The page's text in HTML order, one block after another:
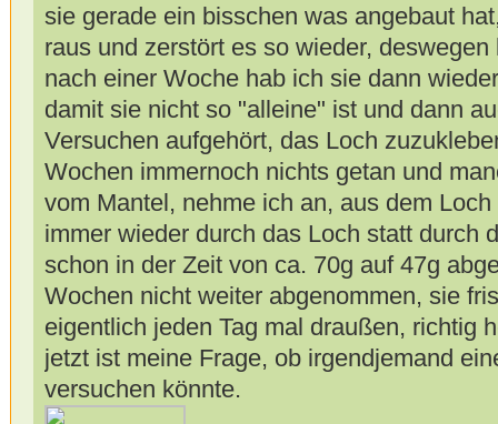
sie gerade ein bisschen was angebaut
raus und zerstört es so wieder,
nach einer Woche hab ich sie dann
damit sie nicht so "alleine" ist und dann
Versuchen aufgehört, das Loch
Wochen immernoch nichts getan und
vom Mantel, nehme ich an, aus dem
immer wieder durch das Loch statt durch
schon in der Zeit von ca. 70g auf 47g
Wochen nicht weiter abgenommen, sie
eigentlich jeden Tag mal draußen, richtig
jetzt ist meine Frage, ob irgendjemand
versuchen könnte.